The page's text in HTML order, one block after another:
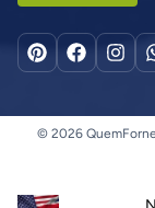
© 2026